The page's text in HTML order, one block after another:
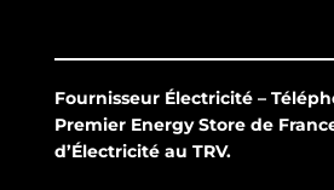
Fournisseur Électricité –
Premier Energy Store de
d’Électricité au TRV.